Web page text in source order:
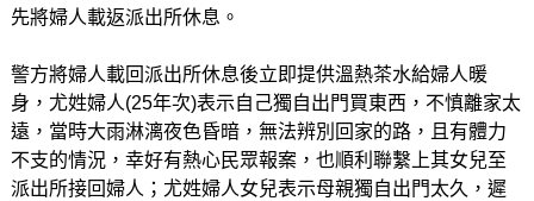
先將婦人載返派出所休息。
警方將婦人載回派出所休息後立即提供溫熱茶水給婦人暖
身，尤姓婦人(25年次)表示自己獨自出門買東西，不慎離家太
遠，當時大雨淋漓夜色昏暗，無法辨別回家的路，且有體力
不支的情況，幸好有熱心民眾報案，也順利聯繫上其女兒至
派出所接回婦人；尤姓婦人女兒表示母親獨自出門太久，遲